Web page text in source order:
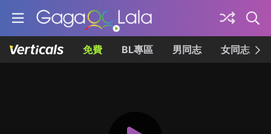
免費 BL專區 男同志 女同志